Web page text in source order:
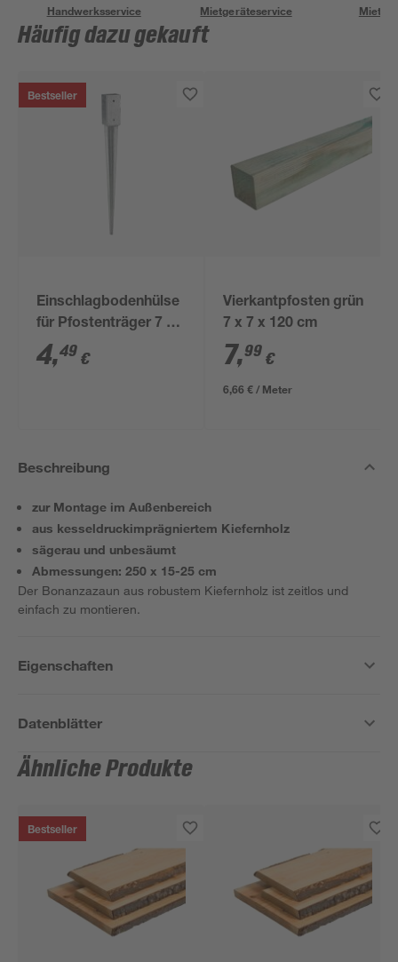
Handwerksservice Mietgeräteservice
Häufig dazu gekauft
Bestseller
Einschlagbodenhülse
für Pfostenträger 7 x
7 x 75 cm
4,49 €
Vierkantpfosten grün
7 x 7 x 120 cm
7,99 €
6,66 € / Meter
Beschreibung
zur Montage im Außenbereich
aus kesseldruckimprägniertem Kiefernholz
sägerau und unbesäumt
Abmessungen: 250 x 15-25 cm
Der Bonanzazaun aus robustem Kiefernholz ist zeitlos und
einfach zu montieren.
Eigenschaften
Datenblätter
Ähnliche Produkte
Bestseller